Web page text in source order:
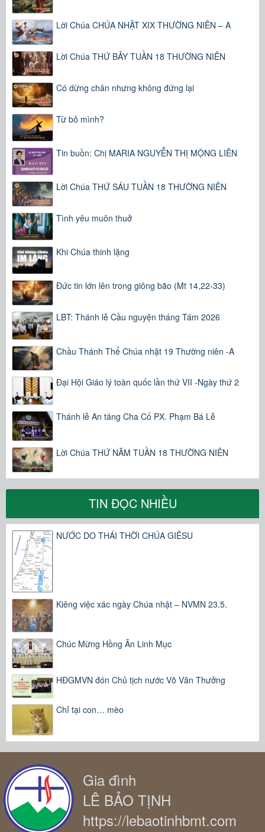
Lời Chúa CHÚA NHẬT XIX THƯỜNG NIÊN – A
Lời Chúa THỨ BẢY TUẦN 18 THƯỜNG NIÊN
Có dừng chân nhưng không đứng lại
Từ bỏ mình?
Tin buồn: Chị MARIA NGUYỄN THỊ MỘNG LIÊN
Lời Chúa THỨ SÁU TUẦN 18 THƯỜNG NIÊN
Tình yêu muôn thuở
Khi Chúa thinh lặng
Đức tin lớn lên trong giông bão (Mt 14,22-33)
LBT: Thánh lễ Cầu nguyện tháng Tám 2026
Chầu Thánh Thể Chúa nhật 19 Thường niên -A
Đại Hội Giáo lý toàn quốc lần thứ VII -Ngày thứ 2
Thánh lễ An táng Cha Cố PX. Phạm Bá Lễ
Lời Chúa THỨ NĂM TUẦN 18 THƯỜNG NIÊN
TIN ĐỌC NHIỀU
NƯỚC DO THÁI THỜI CHÚA GIÊSU
Kiêng việc xác ngày Chúa nhật – NVMN 23.5.
Chúc Mừng Hồng Ân Linh Mục
HĐGMVN đón Chủ tịch nước Võ Văn Thưởng
Chỉ tại con… mèo
Gia đình
LÊ BẢO TỊNH
https://lebaotinhbmt.com